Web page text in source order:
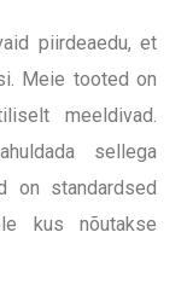
piirdeaedu, et
Meie tooted on
meeldivad.
sellega
on standardsed
kus nõutakse